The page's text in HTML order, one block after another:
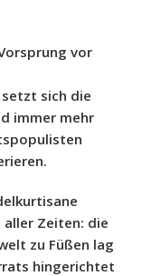
vor
sich die
immer mehr
Zeiten: die
zu Füßen lag
hingerichtet